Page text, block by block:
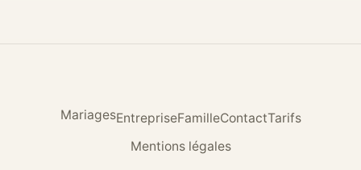
MariagesEntrepriseFamilleContactTarifs
Mentions légales